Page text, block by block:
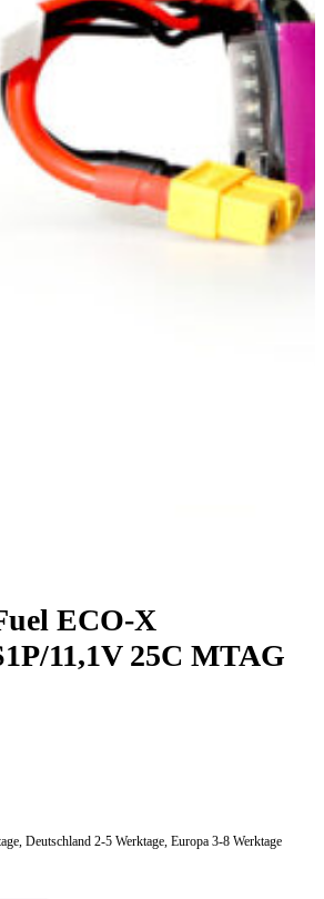
ECO-X
11,1V 25C MTAG
Deutschland 2-5 Werktage, Europa 3-8 Werktage